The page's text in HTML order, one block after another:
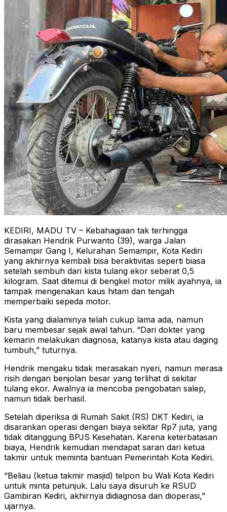
KEDIRI, MADU TV – Kebahagiaan tak terhingga
dirasakan Hendrik Purwanto (39), warga Jalan
Semampir Gang I, Kelurahan Semampir, Kota Kediri
yang akhirnya kembali bisa beraktivitas seperti biasa
setelah sembuh dari kista tulang ekor seberat 0,5
kilogram. Saat ditemui di bengkel motor milik ayahnya, ia
tampak mengenakan kaus hitam dan tengah
memperbaiki sepeda motor.
Kista yang dialaminya telah cukup lama ada, namun
baru membesar sejak awal tahun. “Dari dokter yang
kemarin melakukan diagnosa, katanya kista atau daging
tumbuh,” tuturnya.
Hendrik mengaku tidak merasakan nyeri, namun merasa
risih dengan benjolan besar yang terlihat di sekitar
tulang ekor. Awalnya ia mencoba pengobatan salep,
namun tidak berhasil.
Setelah diperiksa di Rumah Sakit (RS) DKT Kediri, ia
disarankan operasi dengan biaya sekitar Rp7 juta, yang
tidak ditanggung BPJS Kesehatan. Karena keterbatasan
biaya, Hendrik kemudian mendapat saran dari ketua
takmir untuk meminta bantuan Pemerintah Kota Kediri.
“Beliau (ketua takmir masjid) telpon bu Wali Kota Kediri
untuk minta petunjuk. Lalu saya disuruh ke RSUD
Gambiran Kediri, akhirnya didiagnosa dan dioperasi,”
ujarnya.